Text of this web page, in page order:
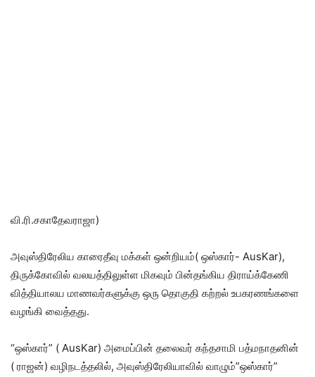
வி.ரி.சகாதேவராஜா)
அவுஸ்திரேலிய காரைதீவு மக்கள் ஒன்றியம்( ஒஸ்கார்- AusKar),
திருக்கோவில் வலயத்திலுள்ள மிகவும் பின்தங்கிய திராய்க்கேணி
வித்தியாலய மாணவர்களுக்கு ஒரு தொகுதி கற்றல் உபகரணங்களை
வழங்கி வைத்தது.
“ஒஸ்கார்” ( AusKar) அமைப்பின் தலைவர் கந்தசாமி பத்மநாதனின்
( ராஜன்) வழிநடத்தலில், அவுஸ்திரேலியாவில் வாழும்”ஒஸ்கார்”